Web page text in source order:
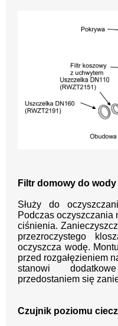
Filtr domowy do wody
Służy do
Podczas oczyszczania
ciśnienia.
przezroczystego
oczyszcza wodę.
przed rozgałęzieniem
stanowi
przedostaniem się
Czujnik poziomu